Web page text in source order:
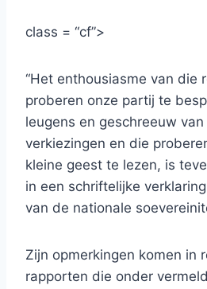
class = “cf”>
“Het enthousiasme van die
proberen onze partij te
leugens en geschreeuw van
verkiezingen en die
kleine geest te lezen, is
in een schriftelijke
van de nationale
Zijn opmerkingen komen in
rapporten die onder